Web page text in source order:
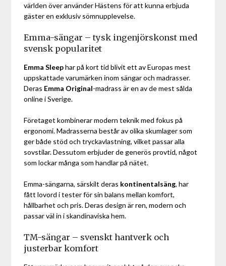
världen över använder Hästens för att kunna erbjuda
gäster en exklusiv sömnupplevelse.
Emma-sängar – tysk ingenjörskonst med
svensk popularitet
Emma Sleephar på kort tid blivit ett av Europas mest
uppskattade varumärken inom sängar och madrasser.
Deras Emma Original-madrass är en av de mest sålda
online i Sverige.
Företaget kombinerar modern teknik med fokus på
ergonomi. Madrasserna består av olika skumlager som
ger både stöd och tryckavlastning, vilket passar alla
sovstilar. Dessutom erbjuder de generös provtid, något
som lockar många som handlar på nätet.
Emma-sängarna, särskilt deras kontinentalsäng, har
fått lovord i tester för sin balans mellan komfort,
hållbarhet och pris. Deras design är ren, modern och
passar väl in i skandinaviska hem.
TM-sängar – svenskt hantverk och
justerbar komfort